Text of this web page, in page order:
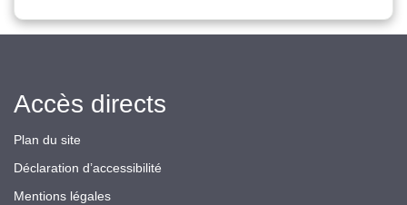
Accès directs
Plan du site
Déclaration d’accessibilité
Mentions légales